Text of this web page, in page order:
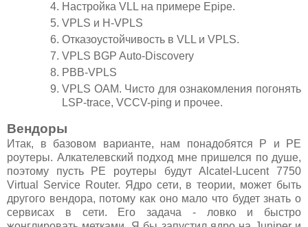
Настройка VLL на примере Epipe.
VPLS и H-VPLS
Отказоустойчивость в VLL и VPLS.
VPLS BGP Auto-Discovery
PBB-VPLS
VPLS OAM. Чисто для ознакомления погонять
LSP-trace, VCCV-ping и прочее.
Вендоры
Итак, в базовом варианте, нам понадобятся P и PE
роутеры. Алкателевский подход мне пришелся по душе,
поэтому пусть PE роутеры будут Alcatel-Lucent 7750
Virtual Service Router. Ядро сети, в теории, может быть
другого вендора, потому как оно мало что будет знать о
сервисах в сети. Его задача - ловко и быстро